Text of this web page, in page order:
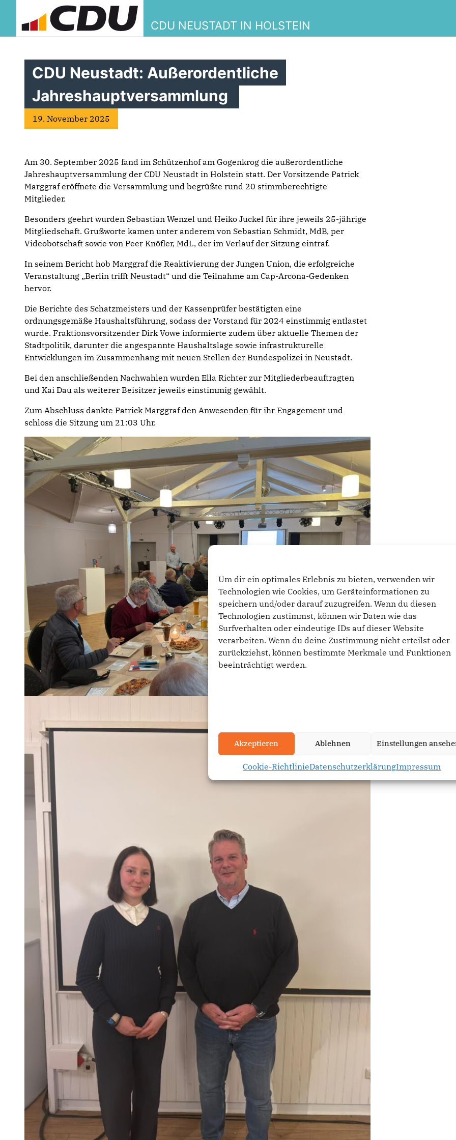
Um dir ein optimales Erlebnis zu bieten, verwenden wir
Technologien wie Cookies, um Geräteinformationen zu
speichern und/oder darauf zuzugreifen. Wenn du diesen
Technologien zustimmst, können wir Daten wie das
Surfverhalten oder eindeutige IDs auf dieser Website
verarbeiten. Wenn du deine Zustimmung nicht erteilst oder
zurückziehst, können bestimmte Merkmale und Funktionen
beeinträchtigt werden.
Akzeptieren Ablehnen Einstellungen
Cookie-RichtlinieDatenschutzerklärungImpressum
CDU NEUSTADT IN HOLSTEIN
CDU Neustadt: Außerordentliche
Jahreshauptversammlung
19. November 2025
Am 30. September 2025 fand im Schützenhof am Gogenkrog die außerordentliche
Jahreshauptversammlung der CDU Neustadt in Holstein statt. Der Vorsitzende Patrick
Marggraf eröffnete die Versammlung und begrüßte rund 20 stimmberechtigte
Mitglieder.
Besonders geehrt wurden Sebastian Wenzel und Heiko Juckel für ihre jeweils 25-jährige
Mitgliedschaft. Grußworte kamen unter anderem von Sebastian Schmidt, MdB, per
Videobotschaft sowie von Peer Knöfler, MdL, der im Verlauf der Sitzung eintraf.
In seinem Bericht hob Marggraf die Reaktivierung der Jungen Union, die erfolgreiche
Veranstaltung „Berlin trifft Neustadt“ und die Teilnahme am Cap-Arcona-Gedenken
hervor.
Die Berichte des Schatzmeisters und der Kassenprüfer bestätigten eine
ordnungsgemäße Haushaltsführung, sodass der Vorstand für 2024 einstimmig entlastet
wurde. Fraktionsvorsitzender Dirk Vowe informierte zudem über aktuelle Themen der
Stadtpolitik, darunter die angespannte Haushaltslage sowie infrastrukturelle
Entwicklungen im Zusammenhang mit neuen Stellen der Bundespolizei in Neustadt.
Bei den anschließenden Nachwahlen wurden Ella Richter zur Mitgliederbeauftragten
und Kai Dau als weiterer Beisitzer jeweils einstimmig gewählt.
Zum Abschluss dankte Patrick Marggraf den Anwesenden für ihr Engagement und
schloss die Sitzung um 21:03 Uhr.